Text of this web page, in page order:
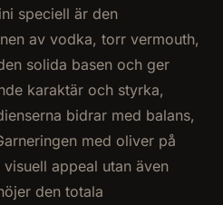
speciell är den
av vodka, torr vermouth,
solida basen och ger
karaktär och styrka,
bidrar med balans,
med oliver på
appeal utan även
den totala